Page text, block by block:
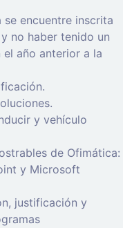
se encuentre inscrita
no haber tenido un
año anterior a la
y vehículo
de Ofimática:
y Microsoft
justificación y